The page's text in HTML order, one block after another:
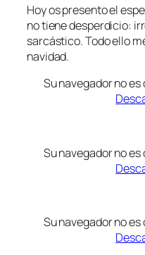
Hoy os presento el
no tiene desperdicio:
sarcástico. Todo ello
navidad.
Su navegador no
Su navegador no
Su navegador no